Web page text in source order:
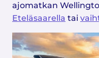
ajomatkan
Eteläsaarella tai